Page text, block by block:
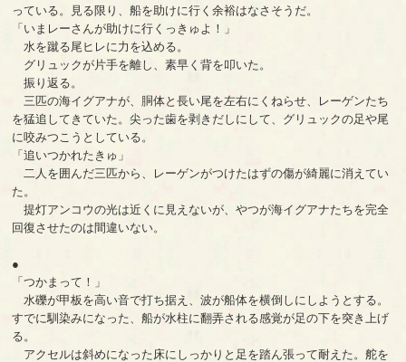
っている。見る限り、船を助けに行く余裕はなさそうだ。
「いまレーさんが助けに行くっきゅよ！」
水を蹴る尾ヒレに力を込める。
グリュックが片手を離し、素早く背を叩いた。
振り返る。
三匹の海イグアナが、胴体と長い尾を左右にくねらせ、レーゲンたち
を猛追してきていた。尖った歯を剥きだしにして、グリュックの足や尾
に咬みつこうとしている。
「追いつかれたきゅ」
二人を囲んだ三匹から、レーゲンがつけたはずの傷が綺麗に消えてい
た。
提灯アンコウの光は近くに見えないが、やつが海イグアナたちを完全
回復させたのは間違いない。
●
「つかまって！」
水礫が甲板を高い音で打ち据え、波が船体を横倒しにしようとする。
すでに馴染みになった、船が水柱に翻弄される感覚が足の下を突き上げ
る。
アクセルは斜めになった床にしっかりと足を踏ん張って耐えた。舵を